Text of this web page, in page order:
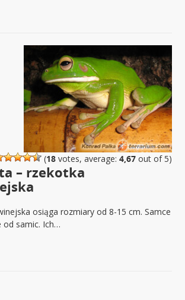
(18votes, average: 4,67out of 5)
– rzekotka
osiąga rozmiary od 8-15 cm. Samce
od samic. Ich…